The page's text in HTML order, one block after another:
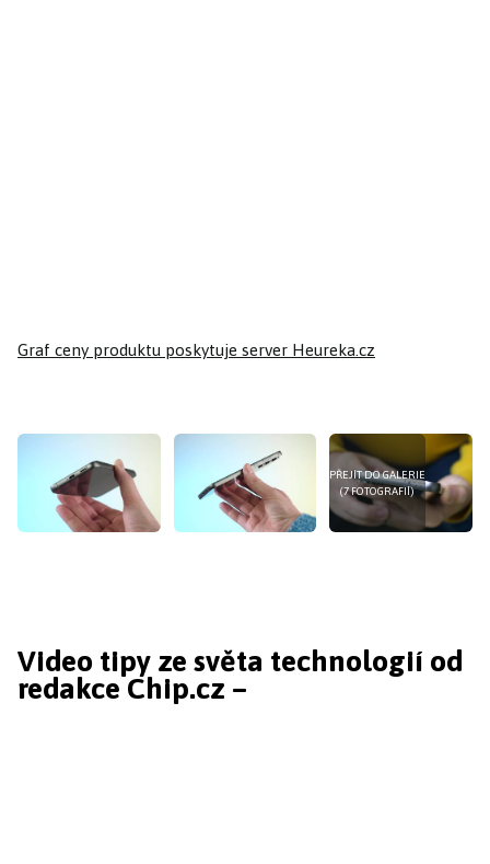
Graf ceny produktu poskytuje server Heureka.cz
PŘEJÍT DO GALERIE
(7 FOTOGRAFIÍ)
Video tipy ze světa technologií od
redakce Chip.cz –